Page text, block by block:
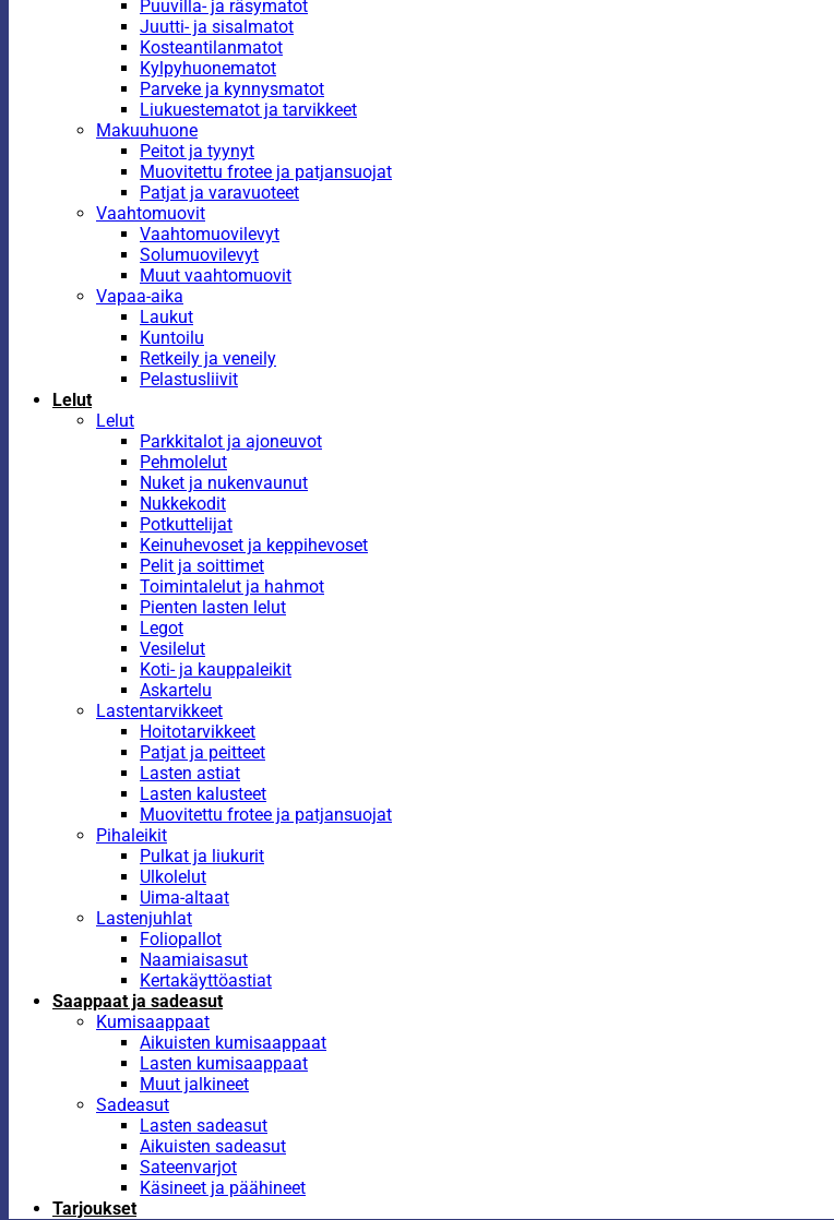
Puuvilla- ja räsymatot
Juutti- ja sisalmatot
Kosteantilanmatot
Kylpyhuonematot
Parveke ja kynnysmatot
Liukuestematot ja tarvikkeet
Makuuhuone
Peitot ja tyynyt
Muovitettu frotee ja patjansuojat
Patjat ja varavuoteet
Vaahtomuovit
Vaahtomuovilevyt
Solumuovilevyt
Muut vaahtomuovit
Vapaa-aika
Laukut
Kuntoilu
Retkeily ja veneily
Pelastusliivit
Lelut
Lelut
Parkkitalot ja ajoneuvot
Pehmolelut
Nuket ja nukenvaunut
Nukkekodit
Potkuttelijat
Keinuhevoset ja keppihevoset
Pelit ja soittimet
Toimintalelut ja hahmot
Pienten lasten lelut
Legot
Vesilelut
Koti- ja kauppaleikit
Askartelu
Lastentarvikkeet
Hoitotarvikkeet
Patjat ja peitteet
Lasten astiat
Lasten kalusteet
Muovitettu frotee ja patjansuojat
Pihaleikit
Pulkat ja liukurit
Ulkolelut
Uima-altaat
Lastenjuhlat
Foliopallot
Naamiaisasut
Kertakäyttöastiat
Saappaat ja sadeasut
Kumisaappaat
Aikuisten kumisaappaat
Lasten kumisaappaat
Muut jalkineet
Sadeasut
Lasten sadeasut
Aikuisten sadeasut
Sateenvarjot
Käsineet ja päähineet
Tarjoukset